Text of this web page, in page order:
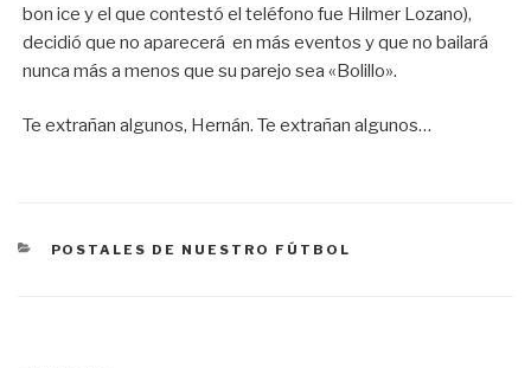
bon ice y el que contestó el teléfono fue Hilmer Lozano),
decidió que no aparecerá en más eventos y que no bailará
nunca más a menos que su parejo sea «Bolillo».
Te extrañan algunos, Hernán. Te extrañan algunos…
CATEGORÍAS
POSTALES DE NUESTRO FÚTBOL